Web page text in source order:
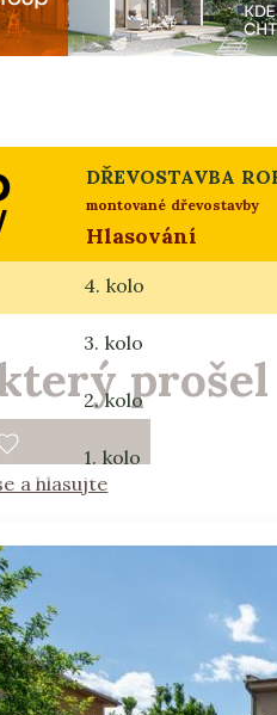
DŘEVOSTAVBA
montované dřevostavby
Hlasování
4. kolo
3. kolo
2. kolo
1. kolo
a hlasujte